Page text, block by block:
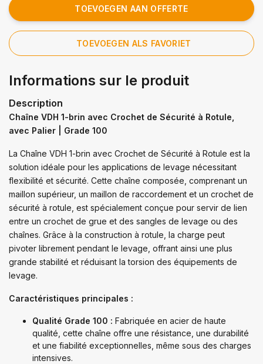
TOEVOEGEN AAN OFFERTE
TOEVOEGEN ALS FAVORIET
Informations sur le produit
Description
Chaîne VDH 1-brin avec Crochet de Sécurité à Rotule,
avec Palier | Grade 100
La Chaîne VDH 1-brin avec Crochet de Sécurité à Rotule est la
solution idéale pour les applications de levage nécessitant
flexibilité et sécurité. Cette chaîne composée, comprenant un
maillon supérieur, un maillon de raccordement et un crochet de
sécurité à rotule, est spécialement conçue pour servir de lien
entre un crochet de grue et des sangles de levage ou des
chaînes. Grâce à la construction à rotule, la charge peut
pivoter librement pendant le levage, offrant ainsi une plus
grande stabilité et réduisant la torsion des équipements de
levage.
Caractéristiques principales :
Qualité Grade 100 : Fabriquée en acier de haute
qualité, cette chaîne offre une résistance, une durabilité
et une fiabilité exceptionnelles, même sous des charges
intensives.